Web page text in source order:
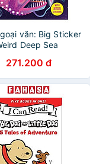
văn: Big Sticker
Deep Sea
271.200 đ